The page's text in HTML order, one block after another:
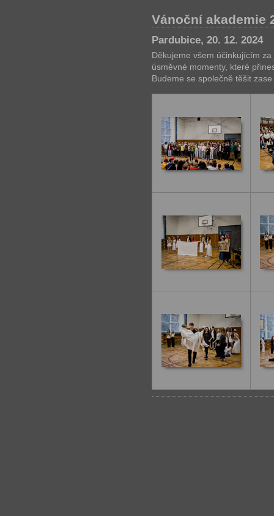
Vánoční akademie
Pardubice, 20. 12. 2024
Děkujeme všem účinkujícím
úsměvné momenty, které
Budeme se společně těšit